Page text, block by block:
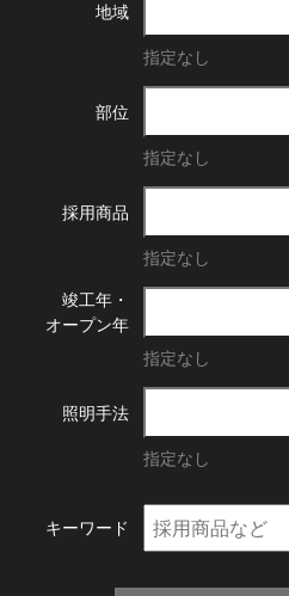
地域
指定なし
部位
指定なし
採用商品
指定なし
竣工年・
オープン年
指定なし
照明手法
指定なし
キーワード